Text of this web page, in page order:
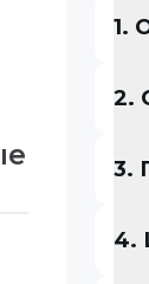
1.
2.
3.
4.